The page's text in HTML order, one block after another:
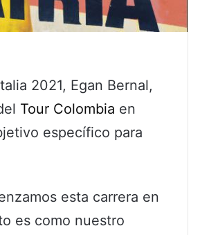
2021, Egan Bernal,
Tour Colombia en
específico para
esta carrera en
es como nuestro